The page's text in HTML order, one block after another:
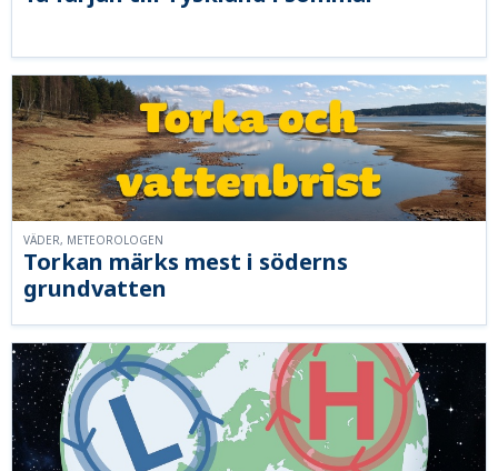
Torkan märks mest i söderns
grundvatten
VÄDER, METEOROLOGEN